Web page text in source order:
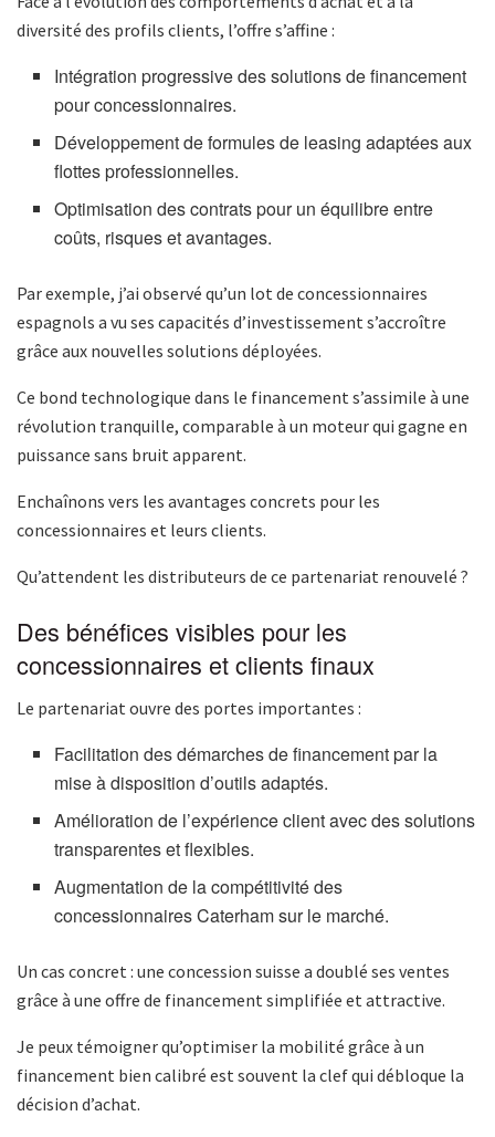
diversité des profils clients, l’offre s’affine :
Intégration progressive des solutions de financement
pour concessionnaires.
Développement de formules de leasing adaptées aux
flottes professionnelles.
Optimisation des contrats pour un équilibre entre
coûts, risques et avantages.
Par exemple, j’ai observé qu’un lot de concessionnaires
espagnols a vu ses capacités d’investissement s’accroître
grâce aux nouvelles solutions déployées.
Ce bond technologique dans le financement s’assimile à une
révolution tranquille, comparable à un moteur qui gagne en
puissance sans bruit apparent.
Enchaînons vers les avantages concrets pour les
concessionnaires et leurs clients.
Qu’attendent les distributeurs de ce partenariat renouvelé ?
Des bénéfices visibles pour les
concessionnaires et clients finaux
Le partenariat ouvre des portes importantes :
Facilitation des démarches de financement par la
mise à disposition d’outils adaptés.
Amélioration de l’expérience client avec des solutions
transparentes et flexibles.
Augmentation de la compétitivité des
concessionnaires Caterham sur le marché.
Un cas concret : une concession suisse a doublé ses ventes
grâce à une offre de financement simplifiée et attractive.
Je peux témoigner qu’optimiser la mobilité grâce à un
financement bien calibré est souvent la clef qui débloque la
décision d’achat.